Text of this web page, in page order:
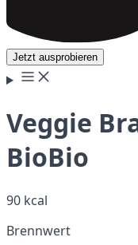
Jetzt ausprobieren
Veggie
BioBio
90 kcal
Brennwert